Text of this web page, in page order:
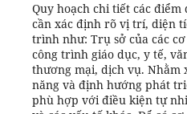
Quy hoạch chi tiết các
cần xác định rõ vị trí, diện
trình như: Trụ sở của các
công trình giáo dục, y tế,
thương mại, dịch vụ. Nhằm
năng và định hướng phát
phù hợp với điều kiện tự